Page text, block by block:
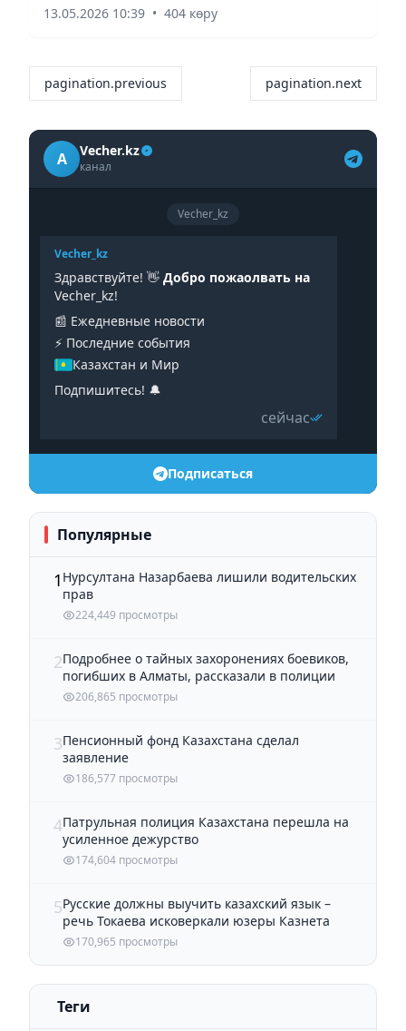
корреспондент vecher.kz.
13.05.2026 10:39 • 404 көру
pagination.previous pagination.next
A Vecher.kz
канал
Vecher_kz
Vecher_kz
Здравствуйте! 👋 Добро пожаолвать на
Vecher_kz!
📰 Ежедневные новости
⚡️ Последние события
Казахстан и Мир
Подпишитесь! 🔔
сейчас
Подписаться
Популярные
1 Нурсултана Назарбаева лишили водительских
прав
224,449 просмотры
2Подробнее о тайных захоронениях боевиков,
погибших в Алматы, рассказали в полиции
206,865 просмотры
3Пенсионный фонд Казахстана сделал
заявление
186,577 просмотры
4Патрульная полиция Казахстана перешла на
усиленное дежурство
174,604 просмотры
5Русские должны выучить казахский язык –
речь Токаева исковеркали юзеры Казнета
170,965 просмотры
Теги